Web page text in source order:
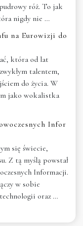
róż. To jak
nigdy nie …
na Eurowizji do
która od lat
talentem,
do życia. W
jako wokalistka
Infor
się świecie,
Z tą myślą powstał
Informacji.
w sobie
technologii oraz …